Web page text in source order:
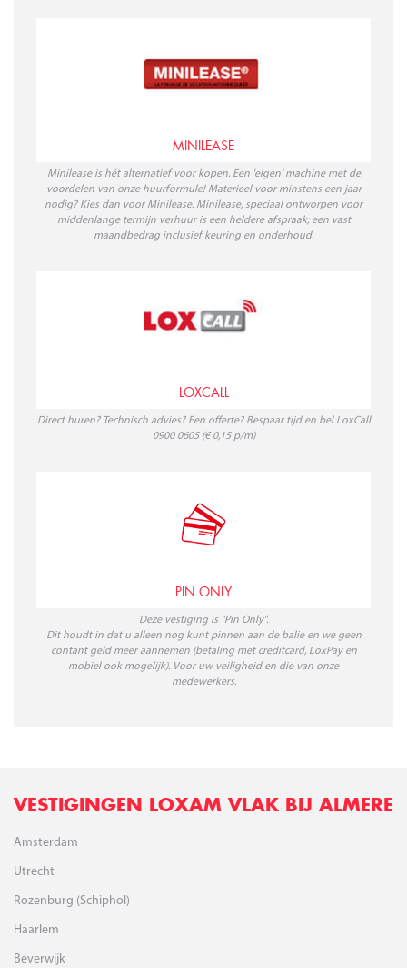
MINILEASE
Minilease is hét alternatief voor kopen. Een 'eigen' machine met de
voordelen van onze huurformule! Materieel voor minstens een jaar
nodig? Kies dan voor Minilease. Minilease, speciaal ontworpen voor
middenlange termijn verhuur is een heldere afspraak; een vast
maandbedrag inclusief keuring en onderhoud.
LOXCALL
Direct huren? Technisch advies? Een offerte? Bespaar tijd en bel LoxCall
0900 0605 (€ 0,15 p/m)
PIN ONLY
Deze vestiging is "Pin Only".
Dit houdt in dat u alleen nog kunt pinnen aan de balie en we geen
contant geld meer aannemen (betaling met creditcard, LoxPay en
mobiel ook mogelijk). Voor uw veiligheid en die van onze
medewerkers.
VESTIGINGEN LOXAM VLAK BIJ ALMERE
Amsterdam
Utrecht
Rozenburg (Schiphol)
Haarlem
Beverwijk